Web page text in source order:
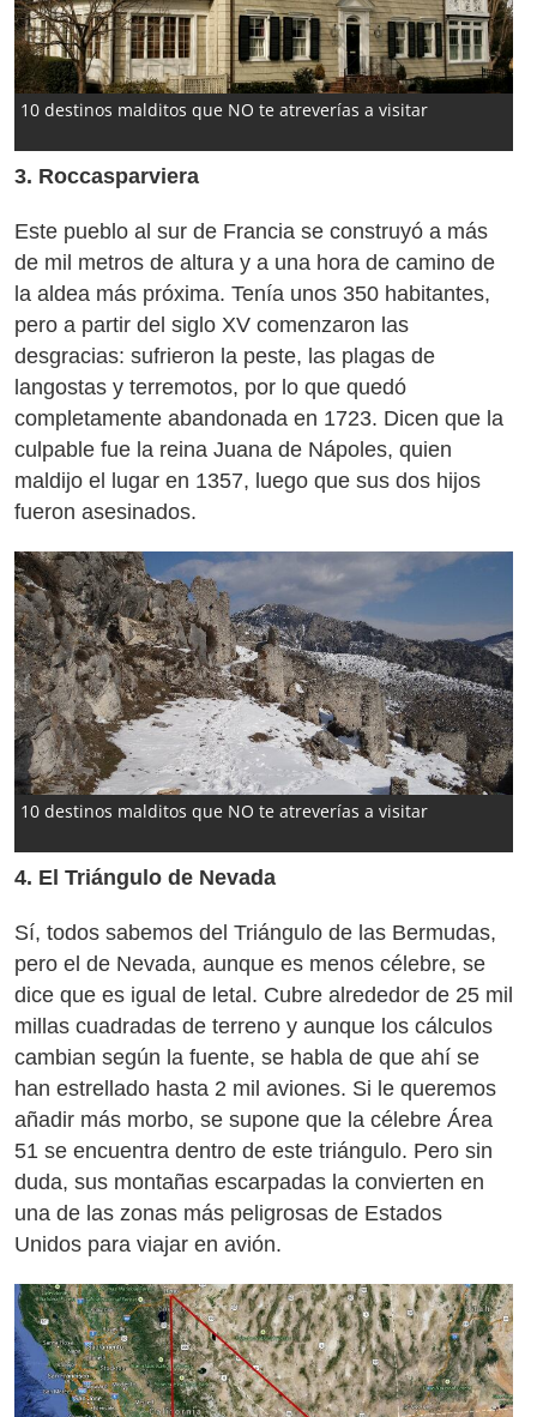
10 destinos malditos que NO te atreverías a visitar
3. Roccasparviera
Este pueblo al sur de Francia se construyó a más
de mil metros de altura y a una hora de camino de
la aldea más próxima. Tenía unos 350 habitantes,
pero a partir del siglo XV comenzaron las
desgracias: sufrieron la peste, las plagas de
langostas y terremotos, por lo que quedó
completamente abandonada en 1723. Dicen que la
culpable fue la reina Juana de Nápoles, quien
maldijo el lugar en 1357, luego que sus dos hijos
fueron asesinados.
10 destinos malditos que NO te atreverías a visitar
4. El Triángulo de Nevada
Sí, todos sabemos del Triángulo de las Bermudas,
pero el de Nevada, aunque es menos célebre, se
dice que es igual de letal. Cubre alrededor de 25 mil
millas cuadradas de terreno y aunque los cálculos
cambian según la fuente, se habla de que ahí se
han estrellado hasta 2 mil aviones. Si le queremos
añadir más morbo, se supone que la célebre Área
51 se encuentra dentro de este triángulo. Pero sin
duda, sus montañas escarpadas la convierten en
una de las zonas más peligrosas de Estados
Unidos para viajar en avión.